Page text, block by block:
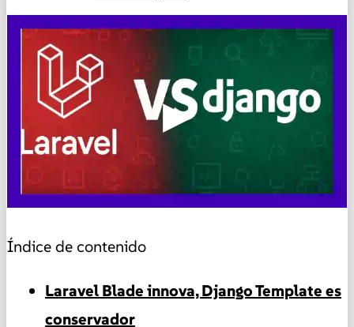
▶
Índice de contenido
Laravel Blade innova, Django Template es
conservador